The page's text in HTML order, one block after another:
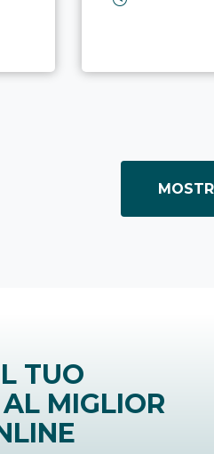
TUO
MIGLIOR